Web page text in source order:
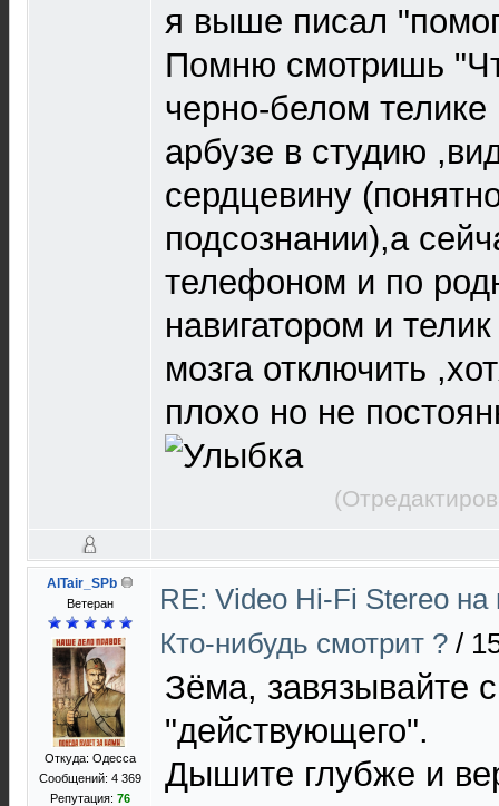
я выше писал
Помню смотришь
черно-белом
арбузе в студию
сердцевину
подсознании),а
телефоном и по
навигатором и
мозга отключить
плохо но не
AlTair_SPb
Ветеран
Откуда: Одесса
Сообщений: 4 369
Репутация: 76
RE: Video Hi-Fi Stereo
Кто-нибудь смотрит ? /
Зёма, завязывайте
"действующего".
Дышите глубже и